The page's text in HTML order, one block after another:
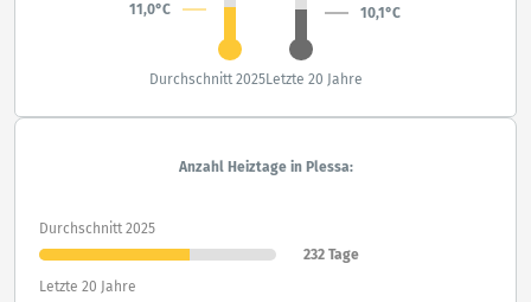
11,0°C 10,1°C
Durchschnitt 2025Letzte 20 Jahre
Anzahl Heiztage in Plessa:
Durchschnitt 2025
232 Tage
Letzte 20 Jahre